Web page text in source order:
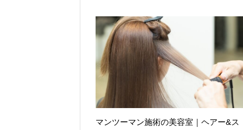
マンツーマン施術の美容室｜ヘアー&ス